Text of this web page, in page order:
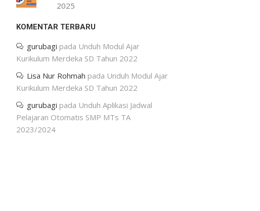
2025
KOMENTAR TERBARU
gurubagi pada Unduh Modul Ajar
Kurikulum Merdeka SD Tahun 2022
Lisa Nur Rohmah pada Unduh Modul Ajar
Kurikulum Merdeka SD Tahun 2022
gurubagi pada Unduh Aplikasi Jadwal
Pelajaran Otomatis SMP MTs TA
2023/2024